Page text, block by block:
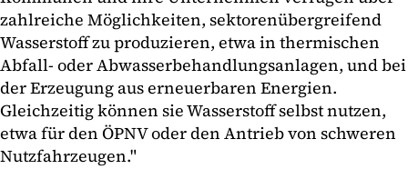
zahlreiche Möglichkeiten, sektorenübergreifend
Wasserstoff zu produzieren, etwa in thermischen
Abfall- oder Abwasserbehandlungsanlagen, und bei
der Erzeugung aus erneuerbaren Energien.
Gleichzeitig können sie Wasserstoff selbst nutzen,
etwa für den ÖPNV oder den Antrieb von schweren
Nutzfahrzeugen."